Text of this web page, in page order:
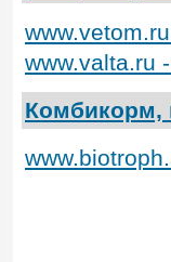
www.valta.ru
Комбикорм,
Сайт с
от 6500 руб.